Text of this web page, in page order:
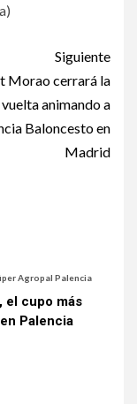
Siguiente
Morao cerrará la
animando a
Baloncesto en
Madrid
Agropal Palencia
el cupo más
Palencia